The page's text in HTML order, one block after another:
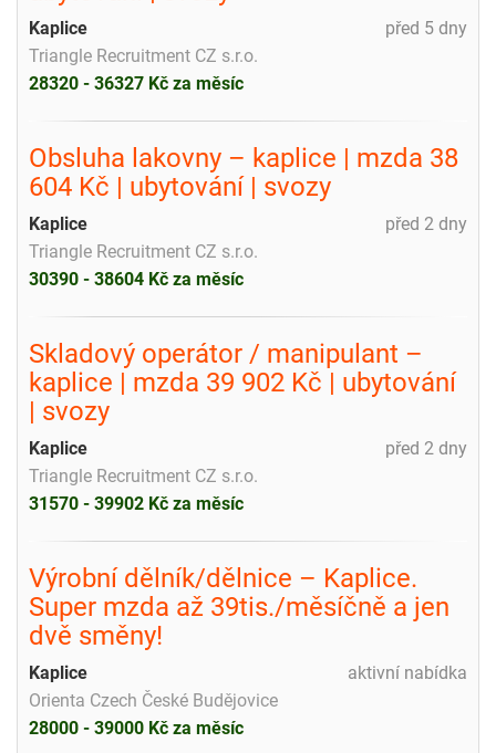
před 5 dny
Kaplice
Triangle Recruitment CZ s.r.o.
28320 - 36327 Kč za měsíc
Obsluha lakovny – kaplice | mzda 38
604 Kč | ubytování | svozy
před 2 dny
Kaplice
Triangle Recruitment CZ s.r.o.
30390 - 38604 Kč za měsíc
Skladový operátor / manipulant –
kaplice | mzda 39 902 Kč | ubytování
| svozy
před 2 dny
Kaplice
Triangle Recruitment CZ s.r.o.
31570 - 39902 Kč za měsíc
Výrobní dělník/dělnice – Kaplice.
Super mzda až 39tis./měsíčně a jen
dvě směny!
aktivní nabídka
Kaplice
Orienta Czech České Budějovice
28000 - 39000 Kč za měsíc